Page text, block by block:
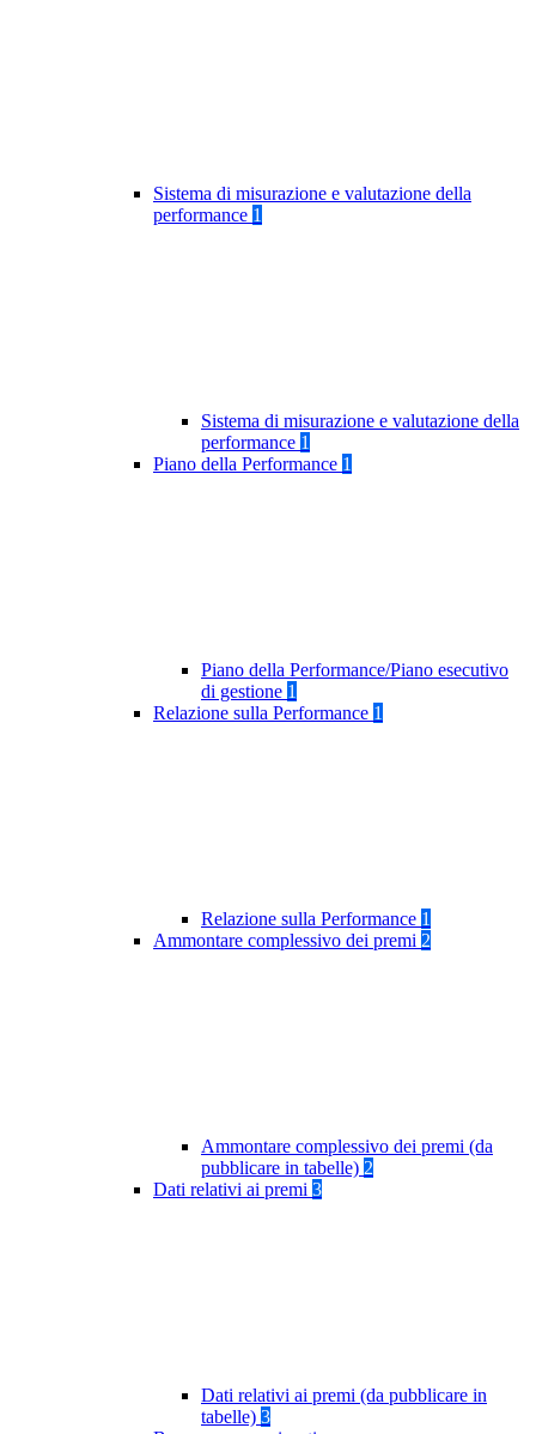
Sistema di misurazione e valutazione della
performance 1
Sistema di misurazione e valutazione della
performance 1
Piano della Performance 1
Piano della Performance/Piano esecutivo
di gestione 1
Relazione sulla Performance 1
Relazione sulla Performance 1
Ammontare complessivo dei premi 2
Ammontare complessivo dei premi (da
pubblicare in tabelle) 2
Dati relativi ai premi 3
Dati relativi ai premi (da pubblicare in
tabelle) 3